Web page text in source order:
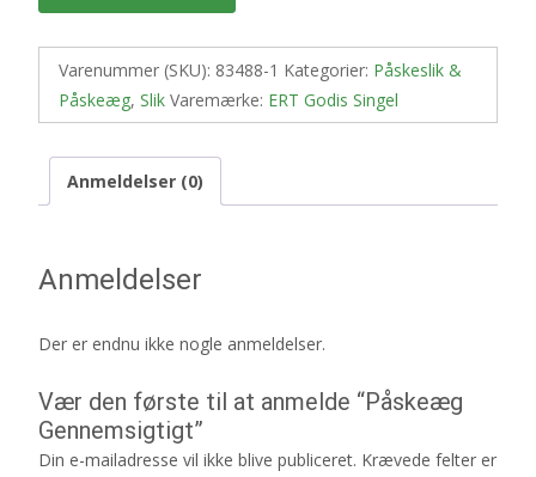
Varenummer (SKU): 83488-1 Kategorier: Påskeslik &
Påskeæg, Slik Varemærke: ERT Godis Singel
Anmeldelser (0)
Anmeldelser
Der er endnu ikke nogle anmeldelser.
Vær den første til at anmelde “Påskeæg
Gennemsigtigt”
Din e-mailadresse vil ikke blive publiceret. Krævede felter er